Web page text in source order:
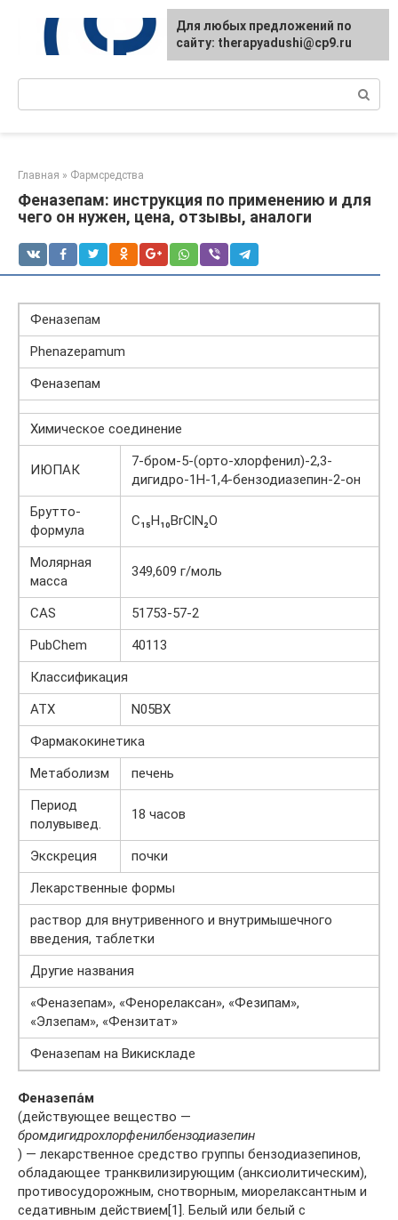
контенту
Главная » Фармсредства
Феназепам: инструкция по применению и для
чего он нужен, цена, отзывы, аналоги
Феназепам
Phenazepamum
Феназепам
Химическое соединение
ИЮПАК
7-бром-5-(орто-хлорфенил)-2,3-
дигидро-1Н-1,4-бензодиазепин-2-он
Брутто-
формула
C₁₅H₁₀BrClN₂O
Молярная
масса
349,609 г/моль
CAS
51753-57-2
PubChem
40113
Классификация
АТХ
N05BX
Фармакокинетика
Метаболизм
печень
Период
полувывед.
18 часов
Экскреция
почки
Лекарственные формы
раствор для внутривенного и внутримышечного
введения, таблетки
Другие названия
«Феназепам», «Фенорелаксан», «Фезипам»,
«Элзепам», «Фензитат»
Феназепам на Викискладе
Феназепа́м
(действующее вещество —
бромдигидрохлорфенилбензодиазепин
) — лекарственное средство группы бензодиазепинов,
обладающее транквилизирующим (анксиолитическим),
противосудорожным, снотворным, миорелаксантным и
седативным действием[1]. Белый или белый с
Для любых предложений по
сайту: therapyadushi@cp9.ru